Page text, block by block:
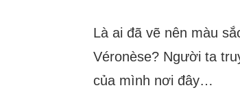
Là ai đã vẽ nên màu
Véronèse? Người ta
của mình nơi đây…